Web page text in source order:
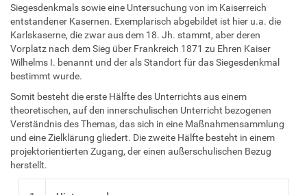
Siegesdenkmals sowie eine Untersuchung von im Kaiserreich
entstandener Kasernen. Exemplarisch abgebildet ist hier u.a. die
Karlskaserne, die zwar aus dem 18. Jh. stammt, aber deren
Vorplatz nach dem Sieg über Frankreich 1871 zu Ehren Kaiser
Wilhelms I. benannt und der als Standort für das Siegesdenkmal
bestimmt wurde.
Somit besteht die erste Hälfte des Unterrichts aus einem
theoretischen, auf den innerschulischen Unterricht bezogenen
Verständnis des Themas, das sich in eine Maßnahmensammlung
und eine Zielklärung gliedert. Die zweite Hälfte besteht in einem
projektorientierten Zugang, der einen außerschulischen Bezug
herstellt.